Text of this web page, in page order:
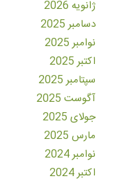
ژانویه 2026
دسامبر 2025
نوامبر 2025
اکتبر 2025
سپتامبر 2025
آگوست 2025
جولای 2025
مارس 2025
نوامبر 2024
اکتبر 2024